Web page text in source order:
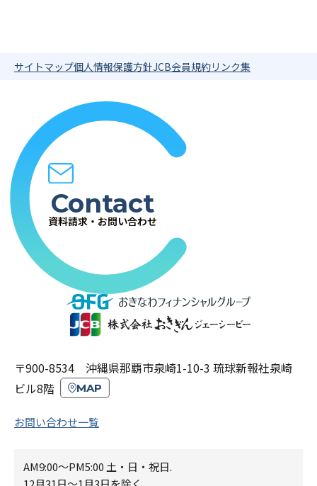
サイトマップ個人情報保護方針JCB会員規約リンク集
Contact
資料請求・お問い合わせ
〒900-8534 沖縄県那覇市泉崎1-10-3 琉球新報社泉崎
ビル8階
MAP
お問い合わせ一覧
AM9:00～PM5:00 土・日・祝日.